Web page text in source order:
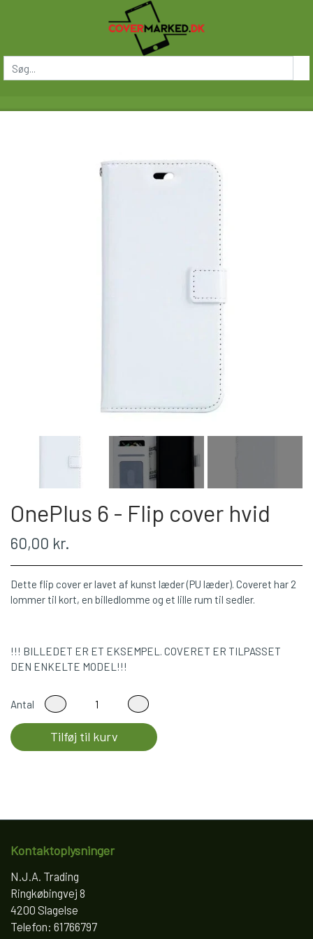
OnePlus 6 - Flip cover hvid
60,00 kr.
Dette flip cover er lavet af kunst læder (PU læder). Coveret har 2
lommer til kort, en billedlomme og et lille rum til sedler.
!!! BILLEDET ER ET EKSEMPEL. COVERET ER TILPASSET
DEN ENKELTE MODEL!!!
Antal
Tilføj til kurv
Kontaktoplysninger
N.J.A. Trading
Ringkøbingvej 8
4200 Slagelse
Telefon: 61766797